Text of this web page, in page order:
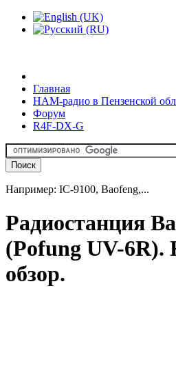
Главная
HAM-радио в Пензенской
Форум
R4F-DX-G
Например: IC-9100, Baofeng,...
Радиостанция
(Pofung UV-6R).
обзор.